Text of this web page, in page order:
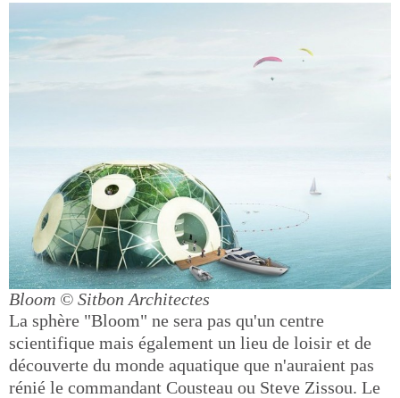
Bloom © Sitbon Architectes
La sphère "Bloom" ne sera pas qu'un centre
scientifique mais également un lieu de loisir et de
découverte du monde aquatique que n'auraient pas
rénié le commandant Cousteau ou Steve Zissou. Le